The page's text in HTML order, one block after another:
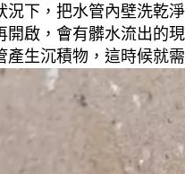
下，把水管內壁洗乾淨
啟，會有髒水流出的
生沉積物，這時候就